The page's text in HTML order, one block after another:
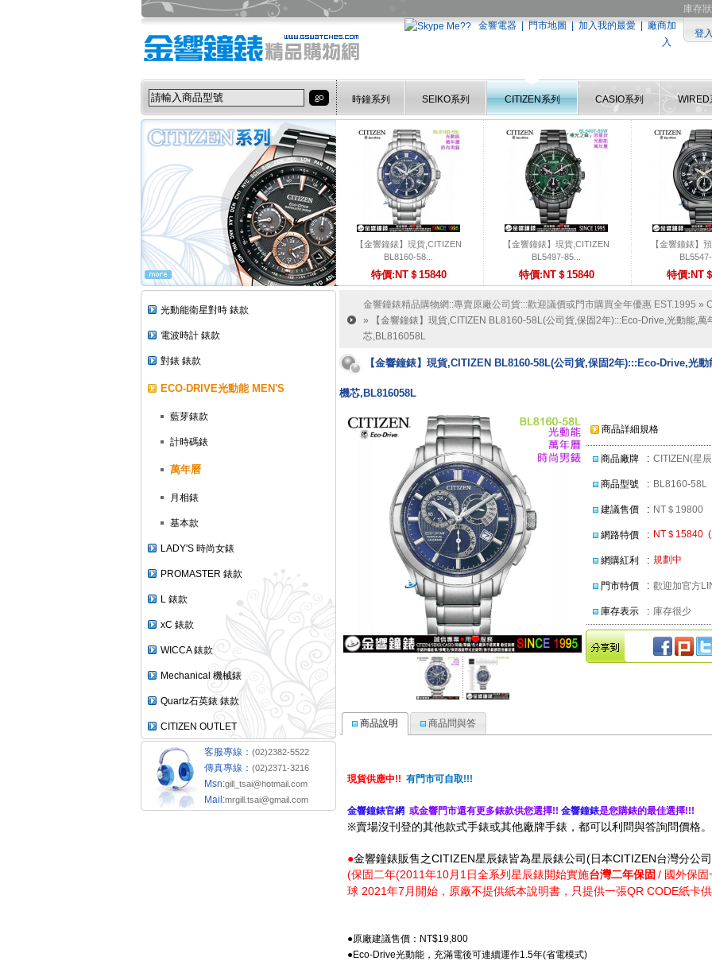
庫存
金響電器
門市地圖 加入我的最愛
廠商加
入
登入
時鐘系列 SEIKO系列 CITIZEN系列 CASIO系列 WIRED
【金響鐘錶】現貨,CITIZEN
BL8160-58...
特價:NT＄15840
【金響鐘錶】現貨,CITIZEN
BL5497-85...
特價:NT＄15840
【金響鐘錶】
BL5547-
特價:NT
光動能衛星對時 錶款
電波時計 錶款
對錶 錶款
ECO-DRIVE光動能 MEN'S
藍芽錶款
計時碼錶
萬年曆
月相錶
基本款
LADY'S 時尚女錶
PROMASTER 錶款
L 錶款
xC 錶款
WICCA 錶款
Mechanical 機械錶
Quartz石英錶 錶款
CITIZEN OUTLET
客服專線： (02)2382-5522
傳真專線： (02)2371-3216
Msn:gill_tsai@hotmail.com
Mail:mrgill.tsai@gmail.com
金響鐘錶精品購物網::專賣原廠公司貨:::歡迎議價或門市購買全年優惠 EST.1995 »
» 【金響鐘錶】現貨,CITIZEN BL8160-58L(公司貨,保固2年):::Eco-Drive,光動能,
芯,BL816058L
【金響鐘錶】現貨,CITIZEN BL8160-58L(公司貨,保固2年):::Eco-Drive,光
機芯,BL816058L
商品詳細規格
商品廠牌 : CITIZEN(星
商品型號 : BL8160-58L
建議售價 : NT＄19800
網路特價 : NT＄15840
網購紅利 : 規劃中
門市特價 : 歡迎加官方
庫存表示 : 庫存很少
商品說明 商品問與答
現貨供應中!! 有門市可自取!!!
金響鐘錶官網 或金響門市還有更多錶款供您選擇!! 金響鐘錶是您購錶的最佳選擇!!!
※賣場沒刊登的其他款式手錶或其他廠牌手錶，都可以利問與答詢問價格。
●金響鐘錶販售之CITIZEN星辰錶皆為星辰錶公司(日本CITIZEN台灣分公司
(保固二年(2011年10月 1 日全系列星辰錶開始實施台灣二年保固/ 國外保
球 2021年7 月開始，原廠不提供紙本說明書，只提供一張QR CODE紙卡
●原廠建議售價：NT$19,800
●Eco-Drive光動能，充滿電後可連續運作1.5年(省電模式)